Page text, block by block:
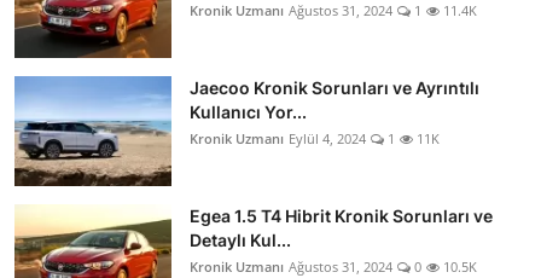
Kronik Uzmanı Ağustos 31, 2024 1 11.4K
Jaecoo Kronik Sorunları ve Ayrıntılı
Kullanıcı Yor...
Kronik Uzmanı Eylül 4, 2024 1 11K
Egea 1.5 T4 Hibrit Kronik Sorunları ve
Detaylı Kul...
Kronik Uzmanı Ağustos 31, 2024 0 10.5K